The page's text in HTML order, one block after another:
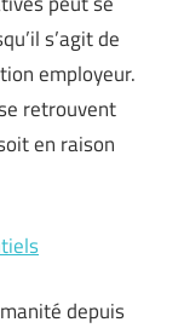
s’agit de
employeur.
retrouvent
en raison
depuis